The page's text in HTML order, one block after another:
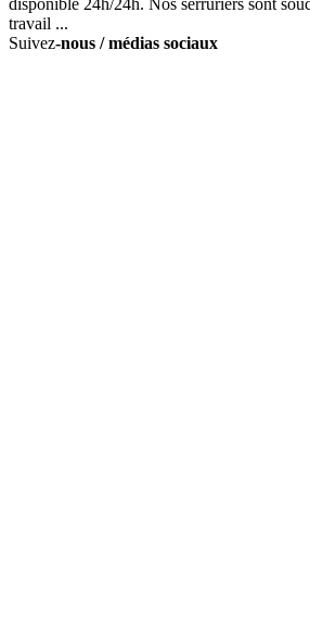
travail ...
Suivez-nous / médias sociaux